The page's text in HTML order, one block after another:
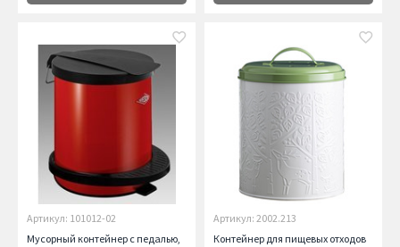
Артикул: 101012-02
Мусорный контейнер с педалью,
Артикул: 2002.213
Контейнер для пищевых отходов